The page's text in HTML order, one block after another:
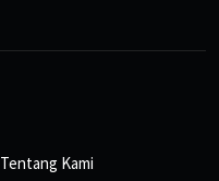
Tentang Kami